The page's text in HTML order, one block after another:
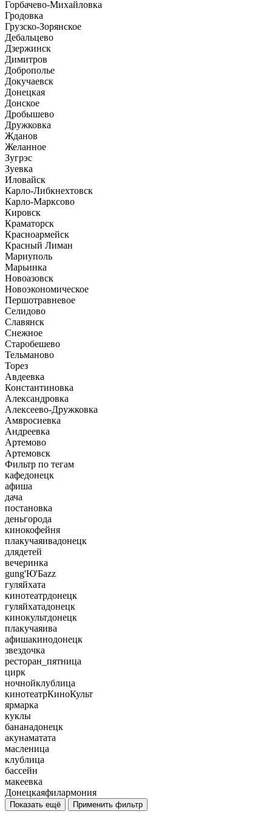
Горбачево-Михайловка
Гродовка
Грузско-Зорянское
Дебальцево
Дзержинск
Димитров
Доброполье
Докучаевск
Донецкая
Донское
Дробышево
Дружковка
Жданов
Желанное
Зугрэс
Зуевка
Иловайск
Карло-Либкнехтовск
Карло-Марксово
Кировск
Краматорск
Красноармейск
Красный Лиман
Мариуполь
Марьинка
Новоазовск
Новоэкономическое
Першотравневое
Селидово
Славянск
Снежное
Старобешево
Тельманово
Торез
Авдеевка
Константиновка
Александровка
Алексеево-Дружковка
Амвросиевка
Андреевка
Артемово
Артемовск
Фильтр по тегам
кафедонецк
афиша
дача
постановка
деньгорода
кинокофейня
плакучаяивадонецк
длядетей
вечеринка
gung'Ю'Бazz
гуляйхата
кинотеатрдонецк
гуляйхатадонецк
кинокультдонецк
плакучаяива
афишакинодонецк
звездочка
ресторан_пятница
цирк
ночнойклублица
кинотеатрКиноКульт
ярмарка
куклы
бананадонецк
акунаматата
масленица
клублица
бассейн
макеевка
Донецкаяфилармония
Показать ещё Применить фильтр